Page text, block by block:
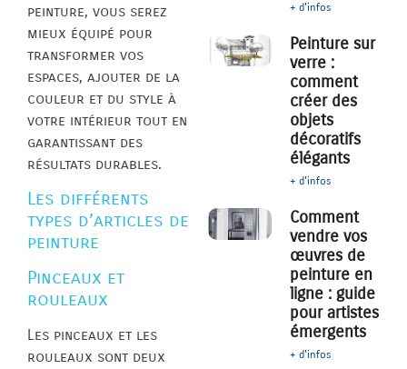
peinture, vous serez
mieux équipé pour
transformer vos
espaces, ajouter de la
couleur et du style à
votre intérieur tout en
garantissant des
résultats durables.
Les différents
types d’articles de
peinture
Pinceaux et
rouleaux
Les pinceaux et les
rouleaux sont deux
+ d'infos
Peinture sur
verre :
comment
créer des
objets
décoratifs
élégants
+ d'infos
Comment
vendre vos
œuvres de
peinture en
ligne : guide
pour artistes
émergents
+ d'infos